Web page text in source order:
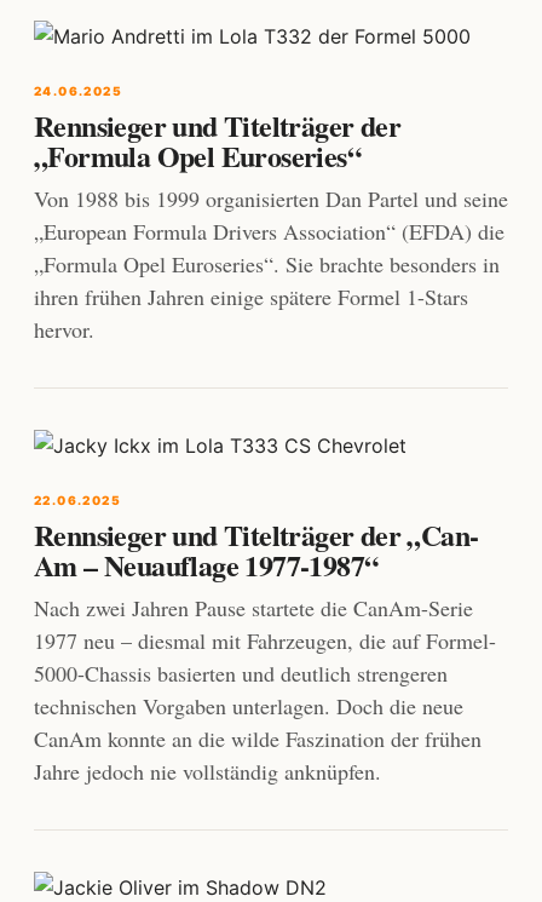
24.06.2025
Rennsieger und Titelträger der
„Formula Opel Euroseries“
Von 1988 bis 1999 organisierten Dan Partel und seine
„European Formula Drivers Association“ (EFDA) die
„Formula Opel Euroseries“. Sie brachte besonders in
ihren frühen Jahren einige spätere Formel 1-Stars
hervor.
22.06.2025
Rennsieger und Titelträger der „Can-
Am – Neuauflage 1977-1987“
Nach zwei Jahren Pause startete die CanAm-Serie
1977 neu – diesmal mit Fahrzeugen, die auf Formel-
5000-Chassis basierten und deutlich strengeren
technischen Vorgaben unterlagen. Doch die neue
CanAm konnte an die wilde Faszination der frühen
Jahre jedoch nie vollständig anknüpfen.